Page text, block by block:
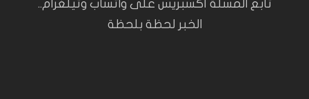
تابع المسلة أكسبريس على واتساب وتيلغرام..
الخبر لحظة بلحظة